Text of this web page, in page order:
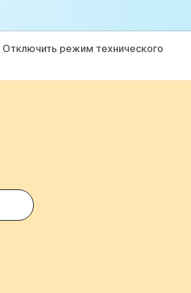
Отключить режим технического